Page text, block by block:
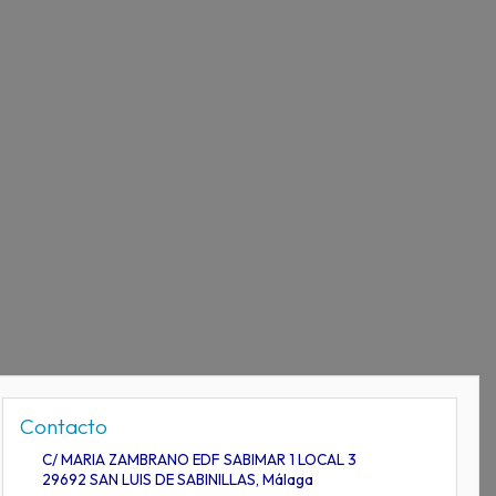
Contacto
C/ MARIA ZAMBRANO EDF SABIMAR 1 LOCAL 3
29692 SAN LUIS DE SABINILLAS, Málaga